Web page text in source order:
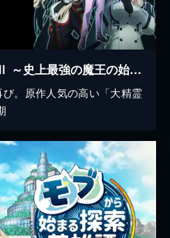
魔王学院の不適合者 Ⅱ ～史上最強の魔王の始祖、転生して子孫たちの学校へ通う～
び。原作人気の高い「大精霊